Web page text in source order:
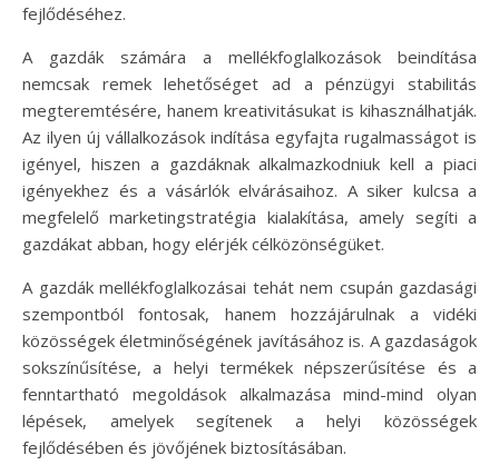
fejlődéséhez.
A gazdák számára a mellékfoglalkozások beindítása
nemcsak remek lehetőséget ad a pénzügyi stabilitás
megteremtésére, hanem kreativitásukat is kihasználhatják.
Az ilyen új vállalkozások indítása egyfajta rugalmasságot is
igényel, hiszen a gazdáknak alkalmazkodniuk kell a piaci
igényekhez és a vásárlók elvárásaihoz. A siker kulcsa a
megfelelő marketingstratégia kialakítása, amely segíti a
gazdákat abban, hogy elérjék célközönségüket.
A gazdák mellékfoglalkozásai tehát nem csupán gazdasági
szempontból fontosak, hanem hozzájárulnak a vidéki
közösségek életminőségének javításához is. A gazdaságok
sokszínűsítése, a helyi termékek népszerűsítése és a
fenntartható megoldások alkalmazása mind-mind olyan
lépések, amelyek segítenek a helyi közösségek
fejlődésében és jövőjének biztosításában.